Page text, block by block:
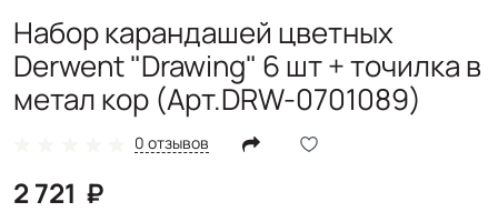
Набор карандашей цветных
Derwent "Drawing" 6 шт + точилка в
метал кор (Арт.DRW-0701089)
0 отзывов
2 721